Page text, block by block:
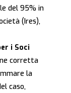
del 95% in
(Ires),
i Soci
corretta
la
caso,